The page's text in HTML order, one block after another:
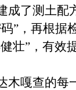
测土配
”，再根
壮”，有
查的每